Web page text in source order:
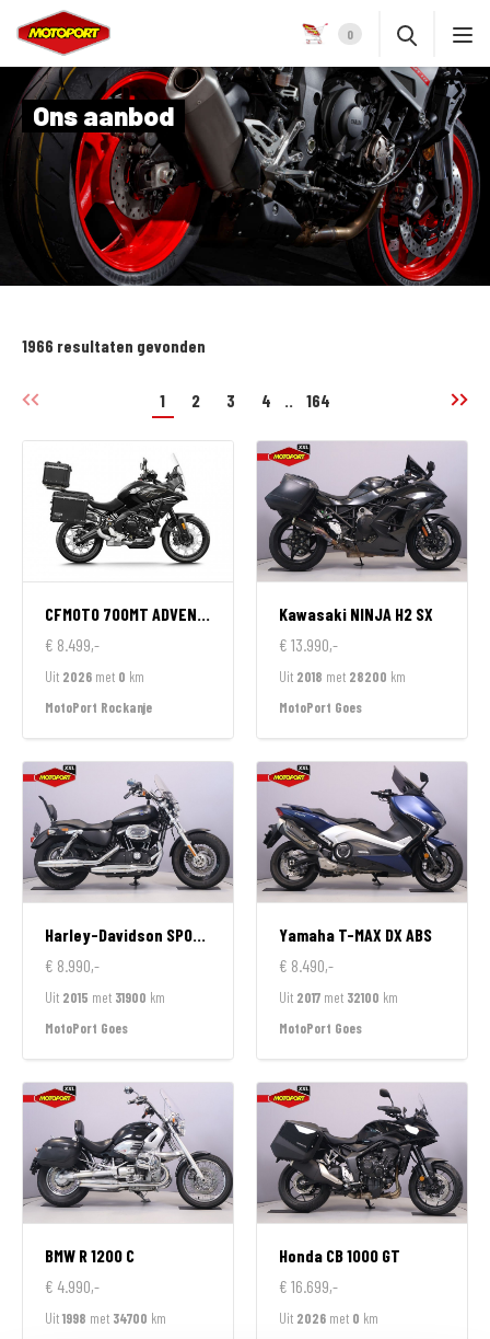
0
Ons aanbod
1966 resultaten gevonden
1 2 3 4 .. 164
CFMOTO 700MT ADVENTURE GT EDITION
€ 8.499,-
Uit 2026 met 0 km
MotoPort Rockanje
Kawasaki NINJA H2 SX
€ 13.990,-
Uit 2018 met 28200 km
MotoPort Goes
Harley-Davidson SPORTSTER 1200 CUSTOM LIMITED
€ 8.990,-
Uit 2015 met 31900 km
MotoPort Goes
Yamaha T-MAX DX ABS
€ 8.490,-
Uit 2017 met 32100 km
MotoPort Goes
BMW R 1200 C
€ 4.990,-
Uit1998 met 34700 km
Honda CB 1000 GT
€ 16.699,-
Uit 2026 met 0 km